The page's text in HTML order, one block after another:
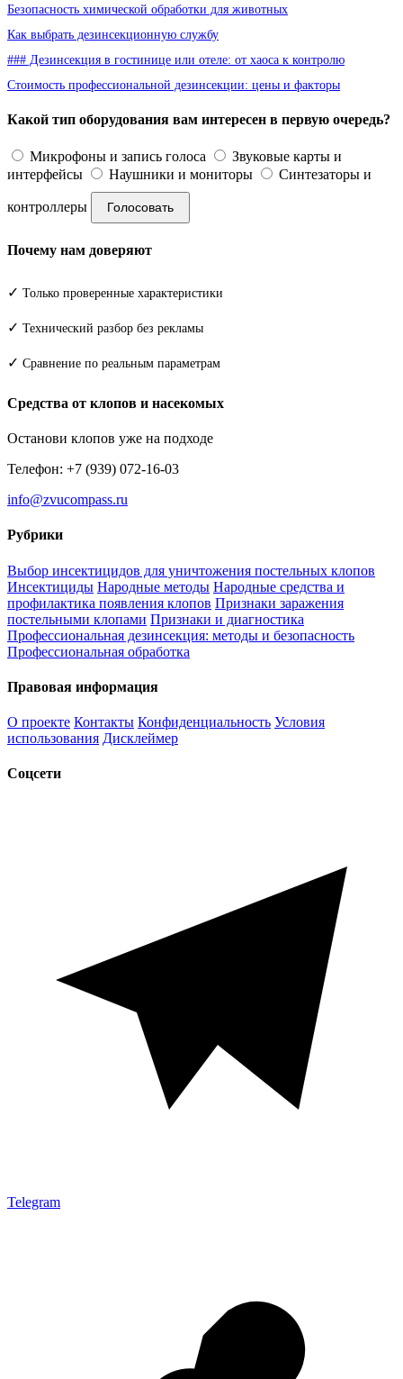
Безопасность химической обработки для животных
Как выбрать дезинсекционную службу
### Дезинсекция в гостинице или отеле: от хаоса к контролю
Стоимость профессиональной дезинсекции: цены и факторы
Какой тип оборудования вам интересен в первую очередь?
Микрофоны и запись голоса
Звуковые карты и
интерфейсы
Наушники и мониторы Синтезаторы и
контроллеры Голосовать
Почему нам доверяют
✓ Только проверенные характеристики
✓ Технический разбор без рекламы
✓ Сравнение по реальным параметрам
Средства от клопов и насекомых
Останови клопов уже на подходе
Телефон: +7 (939) 072-16-03
info@zvucompass.ru
Рубрики
Выбор инсектицидов для уничтожения постельных клопов
Инсектициды Народные методы Народные средства и
профилактика появления клопов Признаки заражения
постельными клопами Признаки и диагностика
Профессиональная дезинсекция: методы и безопасность
Профессиональная обработка
Правовая информация
О проекте Контакты Конфиденциальность Условия
использования Дисклеймер
Соцсети
Telegram